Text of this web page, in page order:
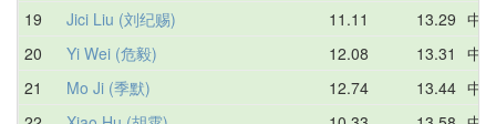
19
Jici Liu (刘纪赐) 11.11 13.29 中
20
Yi Wei (危毅) 12.08 13.31
中
21
Mo Ji (季默) 12.74 13.44 中